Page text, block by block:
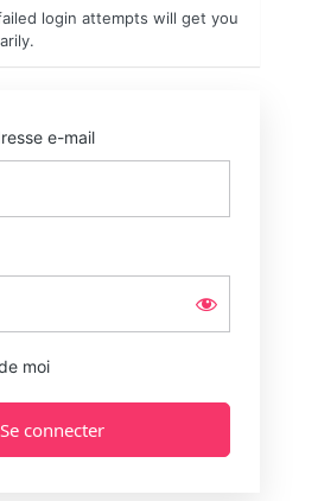
login attempts will get you
e-mail
moi